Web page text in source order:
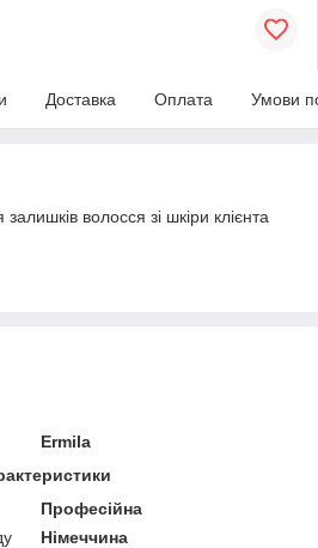
Доставка Оплата Умови
волосся зі шкіри клієнта
Ermila
Професійна
Німеччина